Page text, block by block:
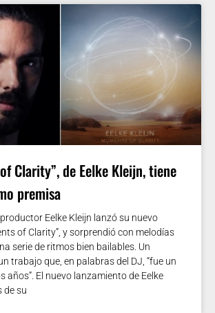
Clarity”, de Eelke Kleijn, tiene
premisa
Eelke Kleijn lanzó su nuevo
of Clarity”, y sorprendió con melodías
serie de ritmos bien bailables. Un
trabajo que, en palabras del DJ, “fue un
años”. El nuevo lanzamiento de Eelke
de su